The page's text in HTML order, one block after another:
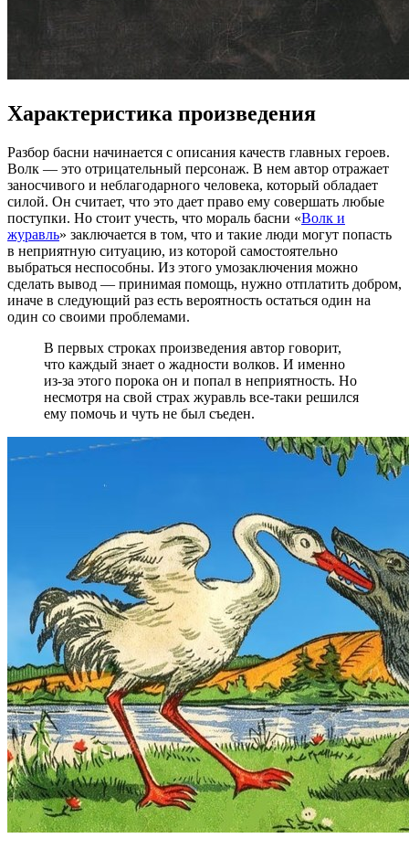
Характеристика произведения
Разбор басни начинается с описания качеств главных героев.
Волк — это отрицательный персонаж. В нем автор отражает
заносчивого и неблагодарного человека, который обладает
силой. Он считает, что это дает право ему совершать любые
поступки. Но стоит учесть, что мораль басни «Волк и
журавль» заключается в том, что и такие люди могут попасть
в неприятную ситуацию, из которой самостоятельно
выбраться неспособны. Из этого умозаключения можно
сделать вывод — принимая помощь, нужно отплатить добром,
иначе в следующий раз есть вероятность остаться один на
один со своими проблемами.
В первых строках произведения автор говорит,
что каждый знает о жадности волков. И именно
из-за этого порока он и попал в неприятность. Но
несмотря на свой страх журавль все-таки решился
ему помочь и чуть не был съеден.